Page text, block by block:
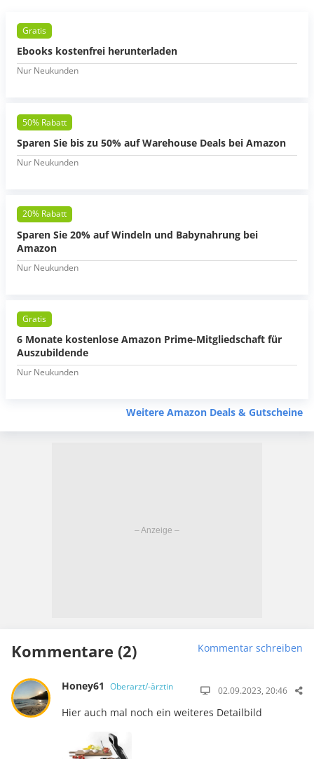
Gratis
Ebooks kostenfrei herunterladen
Nur Neukunden
50% Rabatt
Sparen Sie bis zu 50% auf Warehouse Deals bei Amazon
Nur Neukunden
20% Rabatt
Sparen Sie 20% auf Windeln und Babynahrung bei
Amazon
Nur Neukunden
Gratis
6 Monate kostenlose Amazon Prime-Mitgliedschaft für
Auszubildende
Nur Neukunden
Weitere Amazon Deals & Gutscheine
Kommentare (2) Kommentar schreiben
Honey61 Oberarzt/-ärztin 02.09.2023, 20:46
Hier auch mal noch ein weiteres Detailbild